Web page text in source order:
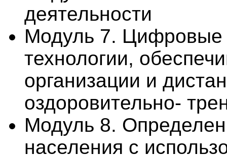
деятельности
Модуль 7. Цифровые
технологии,
организации и
оздоровительно-
Модуль 8.
населения с